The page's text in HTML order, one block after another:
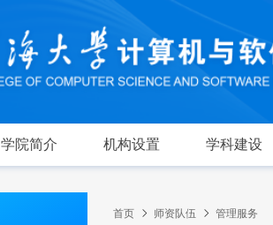
学院简介 机构设置 学科建设
首页 师资队伍 管理服务